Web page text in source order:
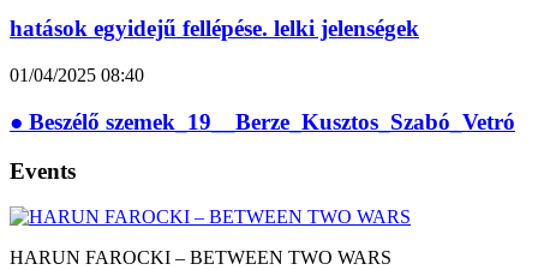
hatások egyidejű fellépése. lelki jelenségek
01/04/2025 08:40
● Beszélő szemek_19__Berze_Kusztos_Szabó_Vetró
Events
HARUN FAROCKI – BETWEEN TWO WARS